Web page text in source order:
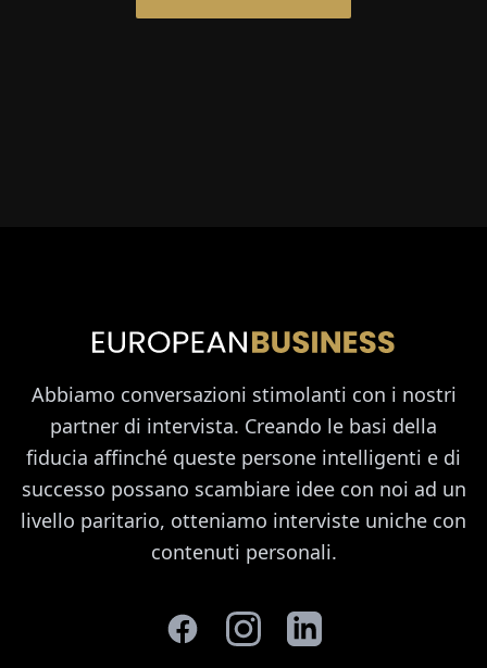
Abbiamo conversazioni stimolanti con i nostri
partner di intervista. Creando le basi della
fiducia affinché queste persone intelligenti e di
successo possano scambiare idee con noi ad un
livello paritario, otteniamo interviste uniche con
contenuti personali.